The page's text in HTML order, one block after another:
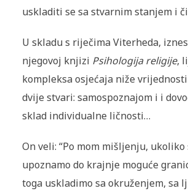
uskladiti se sa stvarnim stanjem i
U skladu s riječima Viterheda,
njegovoj knjizi Psihologija religije,
kompleksa osjećaja niže
dvije stvari: samospoznajom i i
sklad individualne ličnosti…
On veli: “Po mom mišljenju, ukoliko
upoznamo do krajnje moguće
toga uskladimo sa okruženjem, sa